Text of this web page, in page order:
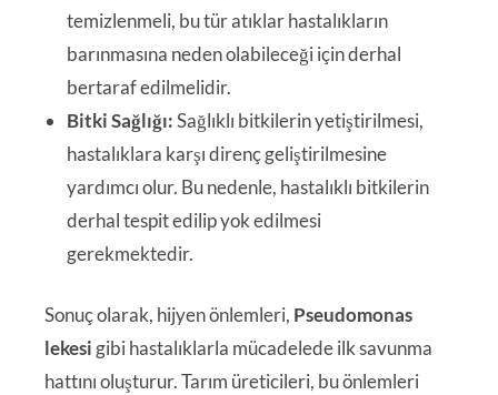
temizlenmeli, bu tür atıklar hastalıkların
barınmasına neden olabileceği için derhal
bertaraf edilmelidir.
Bitki Sağlığı:Sağlıklı bitkilerin yetiştirilmesi,
hastalıklara karşı direnç geliştirilmesine
yardımcı olur. Bu nedenle, hastalıklı bitkilerin
derhal tespit edilip yok edilmesi
gerekmektedir.
Sonuç olarak, hijyen önlemleri, Pseudomonas
lekesigibi hastalıklarla mücadelede ilk savunma
hattını oluşturur. Tarım üreticileri, bu önlemleri